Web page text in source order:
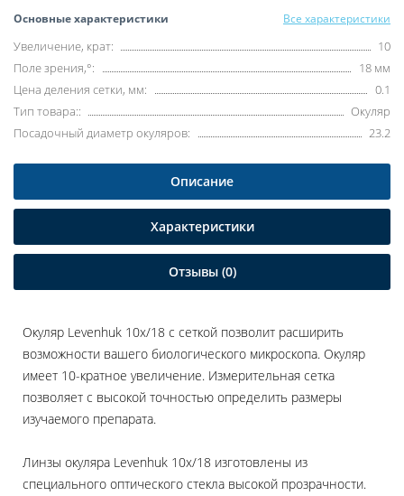
Основные характеристики Все характеристики
Увеличение, крат:
10
Поле зрения,°:
18 мм
Цена деления сетки, мм:
0.1
Тип товара::
Окуляр
Посадочный диаметр окуляров:
23.2
Описание
Характеристики
Отзывы (0)
Окуляр Levenhuk 10x/18 с сеткой позволит расширить
возможности вашего биологического микроскопа. Окуляр
имеет 10-кратное увеличение. Измерительная сетка
позволяет с высокой точностью определить размеры
изучаемого препарата.
Линзы окуляра Levenhuk 10x/18 изготовлены из
специального оптического стекла высокой прозрачности.